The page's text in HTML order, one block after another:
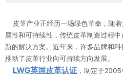
皮革产业正经历一场绿色革命，随
属性和可持续性，传统皮革制造过程
新的解决方案。近年来，许多品牌和科
推动了皮革行业向可持续方向发展。
LWG英国皮革认证 ，制定于